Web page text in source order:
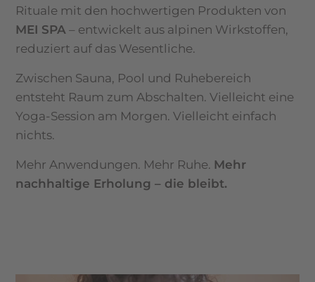
Rituale mit den hochwertigen Produkten von
MEI SPA – entwickelt aus alpinen Wirkstoffen,
reduziert auf das Wesentliche.
Zwischen Sauna, Pool und Ruhebereich
entsteht Raum zum Abschalten. Vielleicht eine
Yoga-Session am Morgen. Vielleicht einfach
nichts.
Mehr Anwendungen. Mehr Ruhe. Mehr
nachhaltige Erholung – die bleibt.